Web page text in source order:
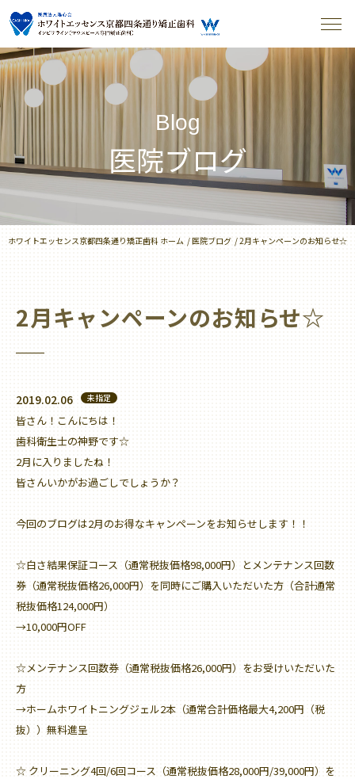
Blog
医院ブログ
ホワイトエッセンス京都四条通り矯正歯科 ホーム 医院ブログ 2月キャンペーンのお知らせ☆
2月キャンペーンのお知らせ☆
2019.02.06 未指定
皆さん！こんにちは！
歯科衛生士の神野です☆
2月に入りましたね！
皆さんいかがお過ごしでしょうか？
今回のブログは2月のお得なキャンペーンをお知らせします！！
☆白さ結果保証コース（通常税抜価格98,000円）とメンテナンス回数
券（通常税抜価格26,000円）を同時にご購入いただいた方（合計通常
税抜価格124,000円）
→10,000円OFF
☆メンテナンス回数券（通常税抜価格26,000円）をお受けいただいた
方
→ホームホワイトニングジェル2本（通常合計価格最大4,200円（税
抜））無料進呈
☆ クリーニング4回/6回コース（通常税抜価格28,000円/39,000円）を